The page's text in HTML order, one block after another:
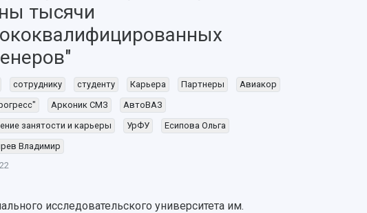
тысячи
сотруднику студенту Карьера Партнеры
Авиакор
Арконик СМЗ
АвтоВАЗ
занятости и карьеры
УрФУ
Есипова Ольга
Владимир
исследовательского университета им.